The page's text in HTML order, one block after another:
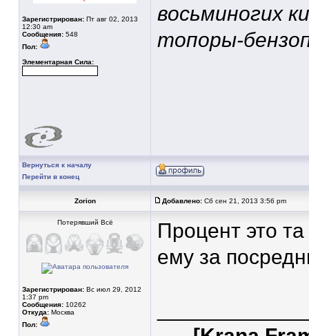
Зарегистрирован: Пт авг 02, 2013
12:30 am
Сообщения: 548
Пол:
Элементарная Сила:
восьминогих
топоры-
Вернуться к началу
Перейти в конец
Zorion Добавлено: Сб сен 21, 2013 3:56 pm
Потерявший Всё
Зарегистрирован: Вс июл 29, 2012
1:37 pm
Сообщения: 10262
Откуда: Москва
Пол:
Процент это
ему за